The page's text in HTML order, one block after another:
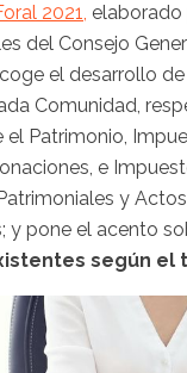
2021, elaborado
del Consejo
el desarrollo
Comunidad,
el Patrimonio,
e
y
y pone el acento
según el